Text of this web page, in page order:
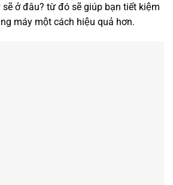
ở đâu? từ đó sẽ giúp bạn tiết kiệm
máy một cách hiệu quả hơn.